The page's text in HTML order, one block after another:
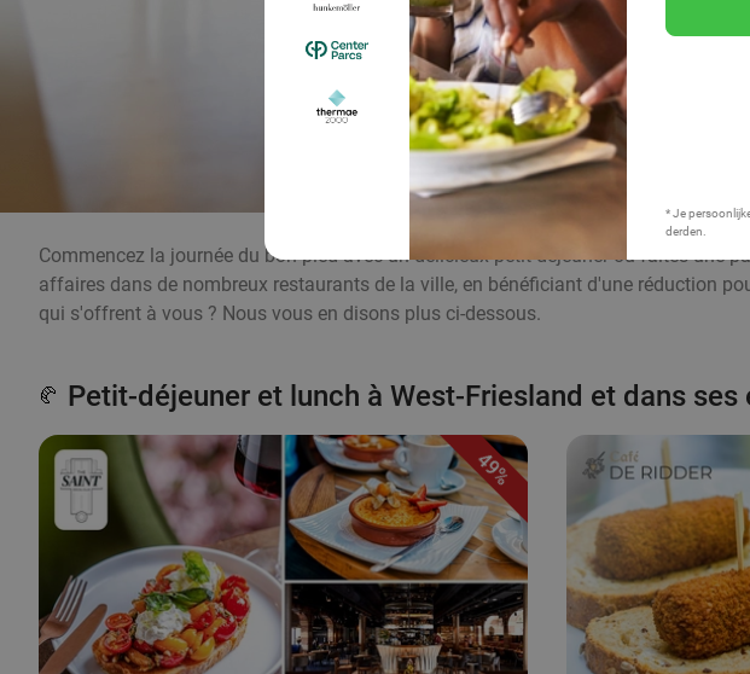
* Je
derden.
Commencez la journée du bon pied avec un délicieux petit-déjeuner ou faites une
affaires dans de nombreux restaurants de la ville, en bénéficiant d'une réduction
qui s'offrent à vous ? Nous vous en disons plus ci-dessous.
🥐 Petit-déjeuner et lunch à West-Friesland et dans ses
49%